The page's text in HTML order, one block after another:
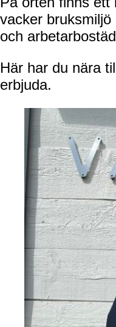
vacker
och
Här har du nära
erbjuda.